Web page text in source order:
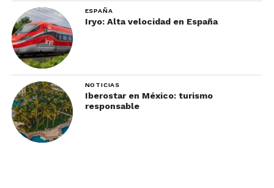
Grapevine Vintage Railroad
ESPAÑA
Iryo: Alta velocidad en España
NOTICIAS
Iberostar en México: turismo
responsable